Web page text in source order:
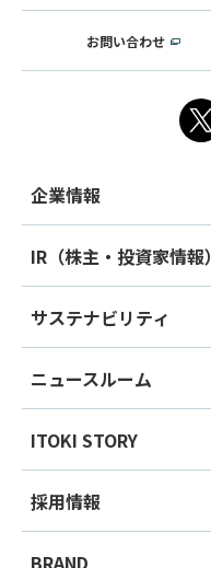
お問い合わせ
企業情報
IR（株主・投資家情報）
サステナビリティ
ニュースルーム
ITOKI STORY
採用情報
BRAND